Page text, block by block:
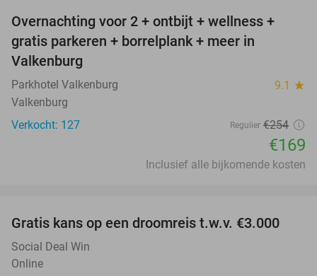
33%
Overnachting voor 2 + ontbijt + wellness +
gratis parkeren + borrelplank + meer in
Valkenburg
Parkhotel Valkenburg 9.1 star
Valkenburg
Verkocht: 127
Regulier €254
€169
Inclusief alle bijkomende kosten
Gratis kans op een droomreis t.w.v. €3.000
Social Deal Win
Online